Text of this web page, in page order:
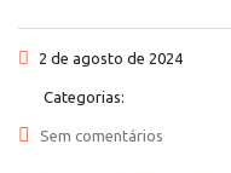
2 de agosto de 2024
Categorias:
Sem comentários